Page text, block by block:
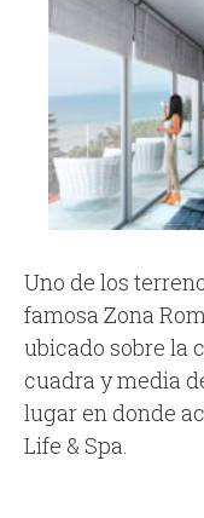
Uno de los
famosa Zona
ubicado sobre la
cuadra y media
lugar en donde
Life & Spa.